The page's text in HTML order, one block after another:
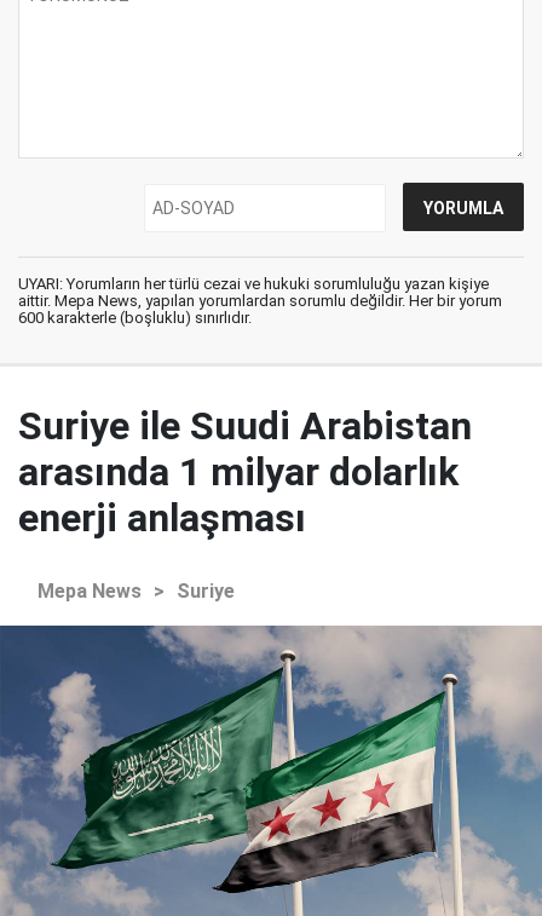
UYARI: Yorumların her türlü cezai ve hukuki sorumluluğu yazan kişiye
aittir. Mepa News, yapılan yorumlardan sorumlu değildir. Her bir yorum
600 karakterle (boşluklu) sınırlıdır.
Suriye ile Suudi Arabistan
arasında 1 milyar dolarlık
enerji anlaşması
Mepa News > Suriye